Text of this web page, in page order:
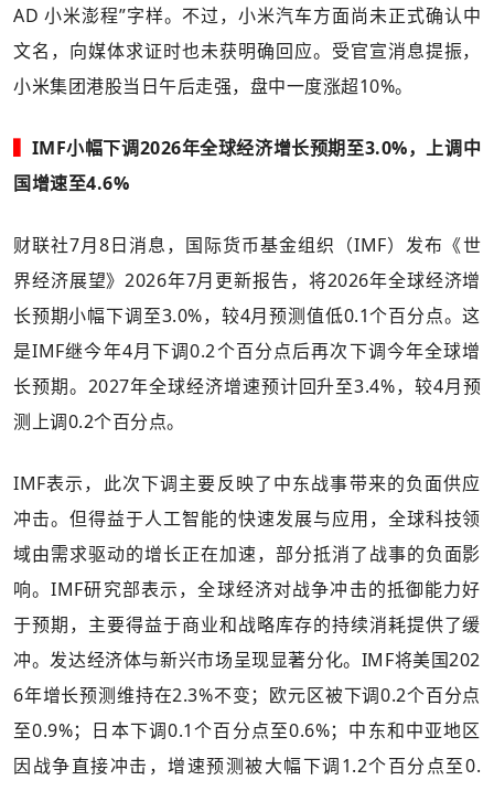
AD 小米澎程”字样。不过，小米汽车方面尚未正式确认中
文名，向媒体求证时也未获明确回应。受官宣消息提振，
小米集团港股当日午后走强，盘中一度涨超10%。
IMF小幅下调2026年全球经济增长预期至3.0%，上调中
国增速至4.6%
财联社7月8日消息，国际货币基金组织（IMF）发布《世
界经济展望》2026年7月更新报告，将2026年全球经济增
长预期小幅下调至3.0%，较4月预测值低0.1个百分点。这
是IMF继今年4月下调0.2个百分点后再次下调今年全球增
长预期。2027年全球经济增速预计回升至3.4%，较4月预
测上调0.2个百分点。
IMF表示，此次下调主要反映了中东战事带来的负面供应
冲击。但得益于人工智能的快速发展与应用，全球科技领
域由需求驱动的增长正在加速，部分抵消了战事的负面影
响。IMF研究部表示，全球经济对战争冲击的抵御能力好
于预期，主要得益于商业和战略库存的持续消耗提供了缓
冲。发达经济体与新兴市场呈现显著分化。IMF将美国202
6年增长预测维持在2.3%不变；欧元区被下调0.2个百分点
至0.9%；日本下调0.1个百分点至0.6%；中东和中亚地区
因战争直接冲击，增速预测被大幅下调1.2个百分点至0.